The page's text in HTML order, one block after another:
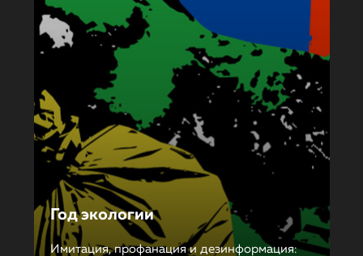
Год экологии
Имитация, профанация и дезинформация: